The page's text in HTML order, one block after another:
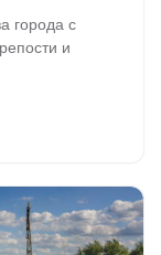
города с
и